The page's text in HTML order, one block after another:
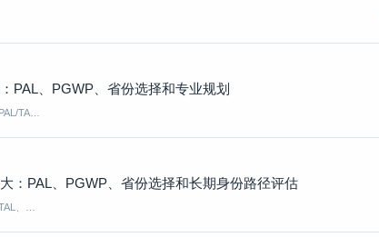
PAL、PGWP、省份选择和专业规划
TA…
：PAL、PGWP、省份选择和长期身份路径评估
、…